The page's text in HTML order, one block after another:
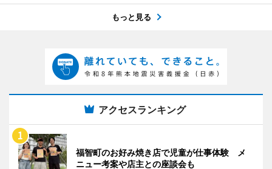
もっと見る
アクセスランキング
福智町のお好み焼き店で児童が仕事体験 メ
ニュー考案や店主との座談会も